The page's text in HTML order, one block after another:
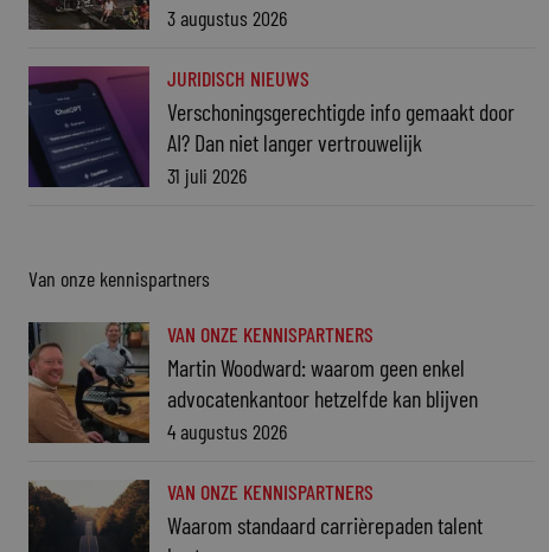
3 augustus 2026
JURIDISCH NIEUWS
Verschoningsgerechtigde info gemaakt door
AI? Dan niet langer vertrouwelijk
31 juli 2026
Van onze kennispartners
VAN ONZE KENNISPARTNERS
Martin Woodward: waarom geen enkel
advocatenkantoor hetzelfde kan blijven
4 augustus 2026
VAN ONZE KENNISPARTNERS
Waarom standaard carrièrepaden talent